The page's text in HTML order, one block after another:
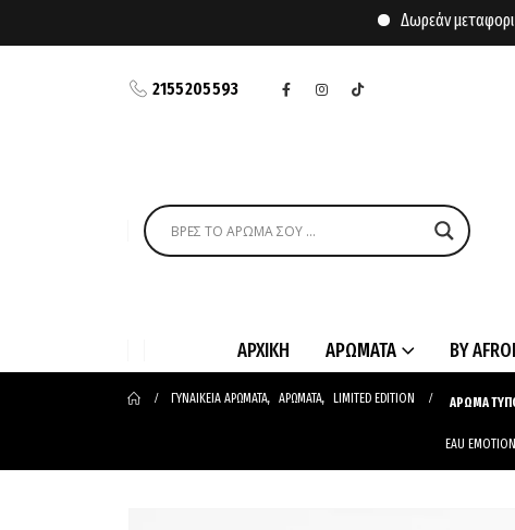
Δωρεάν μεταφορικά
2155205593
ΑΡΧΙΚΗ ΑΡΩΜΑΤΑ BY
ΓΥΝΑΙΚΕΙΑ ΑΡΩΜΑΤΑ, ΑΡΩΜΑΤΑ, LIMITED EDITION ΑΡΩΜΑ
EAU